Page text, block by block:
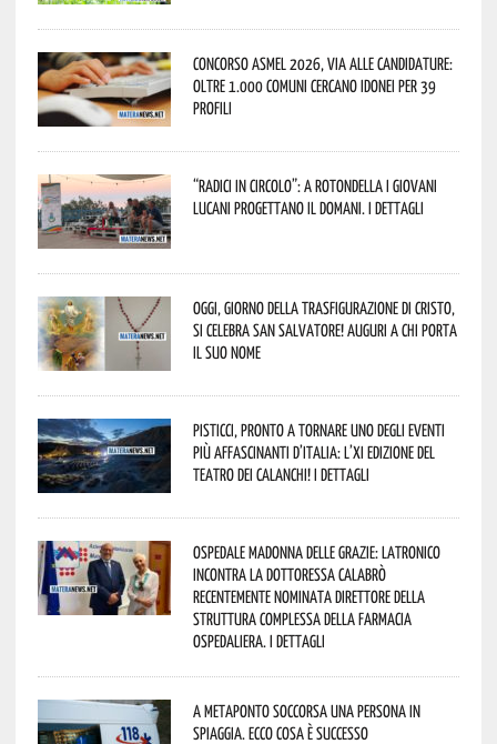
Concorso Asmel 2026, via alle candidature:
oltre 1.000 Comuni cercano idonei per 39
profili
“Radici in Circolo”: a Rotondella i giovani
lucani progettano il domani. I dettagli
Oggi, giorno della Trasfigurazione di Cristo,
si celebra San Salvatore! Auguri a chi porta
il suo nome
Pisticci, pronto a tornare uno degli eventi
più affascinanti d’Italia: l’XI edizione del
Teatro dei Calanchi! I dettagli
Ospedale Madonna delle Grazie: Latronico
incontra la dottoressa Calabrò
recentemente nominata Direttore della
Struttura Complessa della Farmacia
Ospedaliera. I dettagli
A Metaponto soccorsa una persona in
spiaggia. Ecco cosa è successo